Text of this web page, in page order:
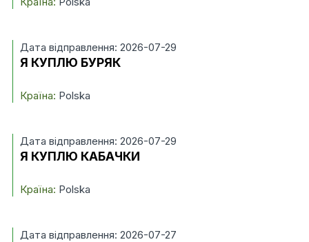
Дата відправлення: 2026-07-29
Я КУПЛЮ БУРЯК
Країна: Polska
Дата відправлення: 2026-07-29
Я КУПЛЮ КАБАЧКИ
Країна: Polska
Дата відправлення: 2026-07-27